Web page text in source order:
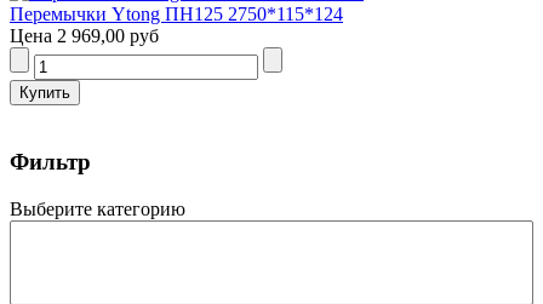
Перемычки Ytong ПН125 2750*115*124
Цена 2 969,00 руб
Фильтр
Выберите категорию